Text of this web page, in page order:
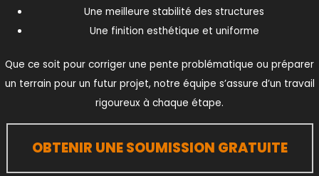
Une meilleure stabilité des structures
Une finition esthétique et uniforme
Que ce soit pour corriger une pente problématique ou préparer
un terrain pour un futur projet, notre équipe s’assure d’un travail
rigoureux à chaque étape.
OBTENIR UNE SOUMISSION GRATUITE